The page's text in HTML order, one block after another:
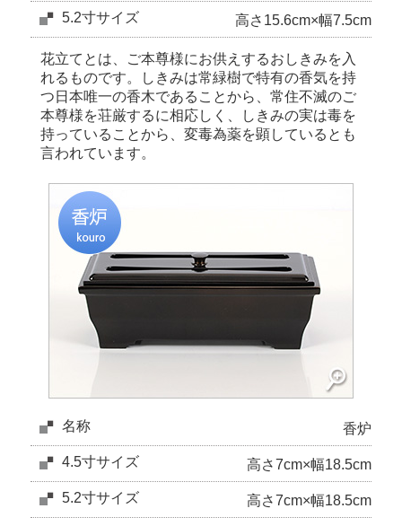
5.2寸サイズ 高さ15.6cm×幅7.5cm
花立てとは、ご本尊様にお供えするおしきみを入
れるものです。しきみは常緑樹で特有の香気を持
つ日本唯一の香木であることから、常住不滅のご
本尊様を荘厳するに相応しく、しきみの実は毒を
持っていることから、変毒為薬を顕しているとも
言われています。
名称 香炉
4.5寸サイズ 高さ7cm×幅18.5cm
5.2寸サイズ 高さ7cm×幅18.5cm